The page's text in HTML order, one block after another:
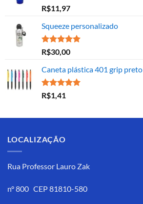
Avaliação
5.00
de 5
R$11,97
Squeeze personalizado
Avaliação
5.00
de 5
R$30,00
Caneta plástica 401 grip preto
Avaliação
5.00 de 5
R$1,41
LOCALIZAÇÃO
Rua Professor Lauro Zak
n° 800 CEP 81810-580